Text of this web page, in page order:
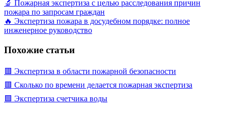
🔬 Пожарная экспертиза с целью расследования причин
пожара по запросам граждан
🔥 Экспертиза пожара в досудебном порядке: полное
инженерное руководство
Похожие статьи
🟥 Экспертиза в области пожарной безопасности
🟥 Сколько по времени делается пожарная экспертиза
🟩 Экспертиза счетчика воды